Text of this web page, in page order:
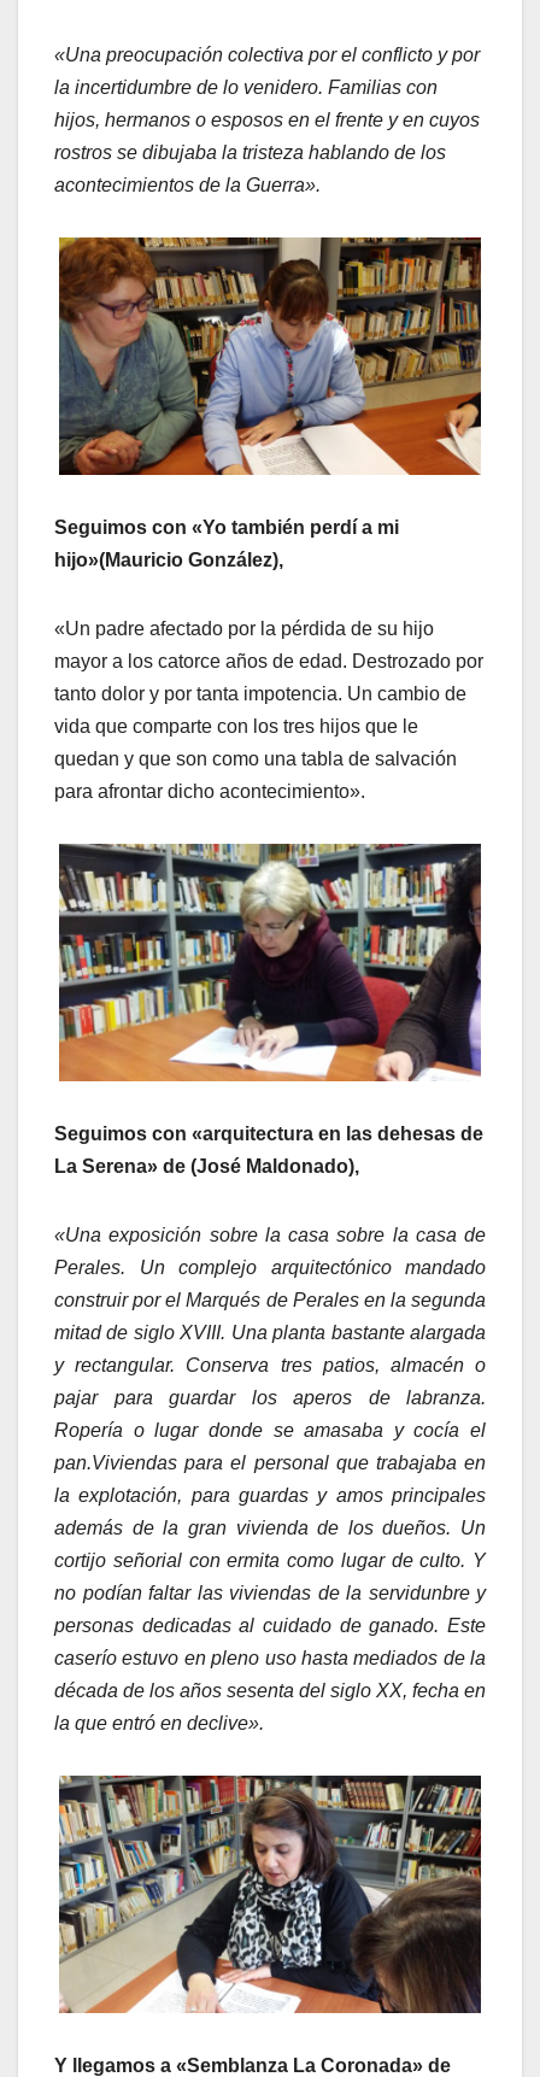
«Una preocupación colectiva por el conflicto y por
la incertidumbre de lo venidero. Familias con
hijos, hermanos o esposos en el frente y en cuyos
rostros se dibujaba la tristeza hablando de los
acontecimientos de la Guerra».
Seguimos con «Yo también perdí a mi
hijo»(Mauricio González),
«Un padre afectado por la pérdida de su hijo
mayor a los catorce años de edad. Destrozado por
tanto dolor y por tanta impotencia. Un cambio de
vida que comparte con los tres hijos que le
quedan y que son como una tabla de salvación
para afrontar dicho acontecimiento».
Seguimos con «arquitectura en las dehesas de
La Serena» de (José Maldonado),
«Una exposición sobre la casa sobre la casa de
Perales. Un complejo arquitectónico mandado
construir por el Marqués de Perales en la segunda
mitad de siglo XVIII. Una planta bastante alargada
y rectangular. Conserva tres patios, almacén o
pajar para guardar los aperos de labranza.
Ropería o lugar donde se amasaba y cocía el
pan.Viviendas para el personal que trabajaba en
la explotación, para guardas y amos principales
además de la gran vivienda de los dueños. Un
cortijo señorial con ermita como lugar de culto. Y
no podían faltar las viviendas de la servidunbre y
personas dedicadas al cuidado de ganado. Este
caserío estuvo en pleno uso hasta mediados de la
década de los años sesenta del siglo XX, fecha en
la que entró en declive».
Y llegamos a «Semblanza La Coronada» de